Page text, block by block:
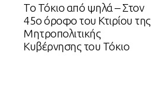
Το Τόκιο από ψηλά – Στον
45ο όροφο του Κτιρίου της
Μητροπολιτικής
Κυβέρνησης του Τόκιο